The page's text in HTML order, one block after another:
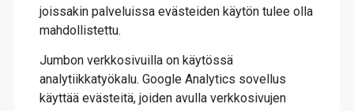
joissakin palveluissa evästeiden käytön tulee olla
mahdollistettu.
Jumbon verkkosivuilla on käytössä
analytiikkatyökalu. Google Analytics sovellus
käyttää evästeitä, joiden avulla verkkosivujen